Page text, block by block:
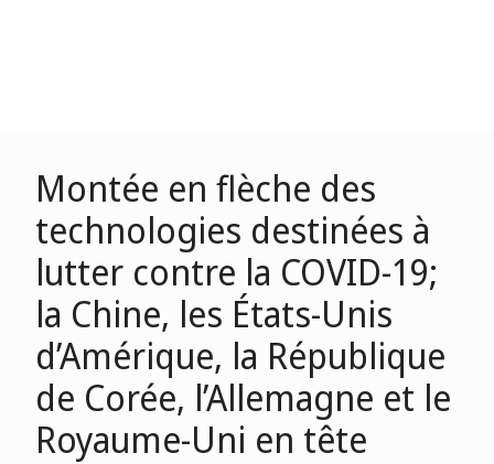
Montée en flèche des
technologies destinées à
lutter contre la COVID-19;
la Chine, les États-Unis
d’Amérique, la République
de Corée, l’Allemagne et le
Royaume-Uni en tête